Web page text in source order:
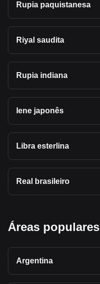
Rupia paquistanesa
Riyal saudita
Rupia indiana
Iene japonês
Libra esterlina
Real brasileiro
Áreas populares
Argentina